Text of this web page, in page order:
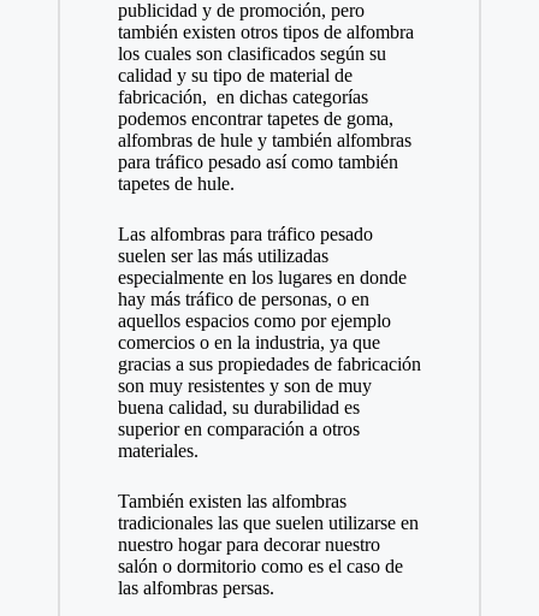
publicidad y de promoción, pero
también existen otros tipos de alfombra
los cuales son clasificados según su
calidad y su tipo de material de
fabricación, en dichas categorías
podemos encontrar tapetes de goma,
alfombras de hule y también alfombras
para tráfico pesadoasí como también
tapetes de hule.
Las alfombras para tráfico pesado
suelen ser las más utilizadas
especialmente en los lugares en donde
hay más tráfico de personas, o en
aquellos espacios como por ejemplo
comercios o en la industria, ya que
gracias a sus propiedades de fabricación
son muy resistentes y son de muy
buena calidad, su durabilidad es
superior en comparación a otros
materiales.
También existen las alfombras
tradicionales las que suelen utilizarse en
nuestro hogar para decorar nuestro
salón o dormitorio como es el caso de
las alfombras persas.